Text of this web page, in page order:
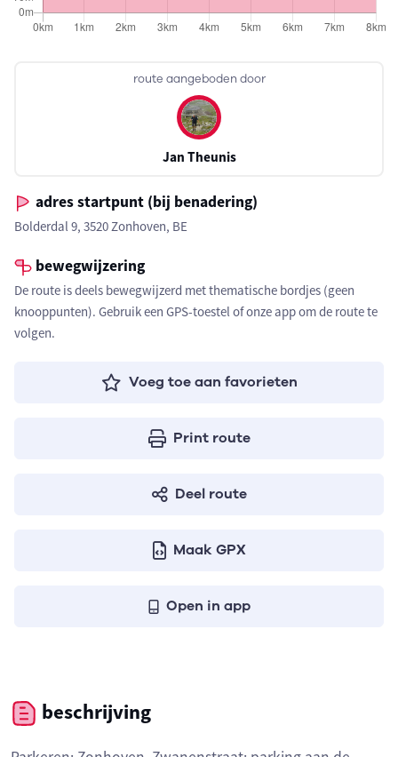
route aangeboden door
Jan Theunis
adres startpunt (bij benadering)
Bolderdal 9, 3520 Zonhoven, BE
bewegwijzering
De route is deels bewegwijzerd met thematische bordjes (geen
knooppunten). Gebruik een GPS-toestel of onze app om de route te
volgen.
Voeg toe aan favorieten
Print route
Deel route
Maak GPX
Open in app
beschrijving